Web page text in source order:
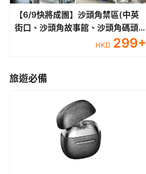
【6/9快將成團】沙頭角禁區(中英
街口、沙頭角故事館、沙頭角碼頭、
沙頭角之角)+鏡蓉書屋+雲泉仙館
HKD 299+
旅遊必備